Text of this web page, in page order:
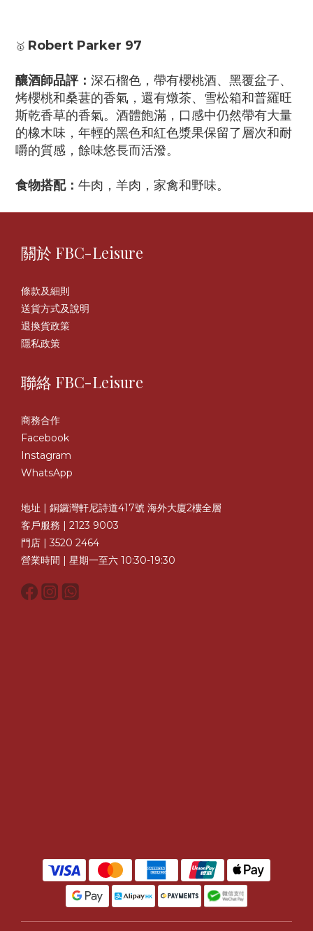
🥇 Robert Parker 97
釀酒師品評： 深石榴色，帶有櫻桃酒、黑覆盆子、
烤櫻桃和桑葚的香氣，還有燉茶、雪松箱和普羅旺
斯乾香草的香氣。酒體飽滿，口感中仍然帶有大量
的橡木味，年輕的黑色和紅色漿果保留了層次和耐
嚼的質感，餘味悠長而活潑。
食物搭配： 牛肉，羊肉，家禽和野味。
關於 FBC-Leisure
條款及細則
送貨方式及說明
退換貨政策
隱私政策
聯絡 FBC-Leisure
商務合作
Facebook
Instagram
WhatsApp
地址 | 銅鑼灣軒尼詩道417號 海外大廈2樓全層
客戶服務 | 2123 9003
門店 | 3520 2464
營業時間 | 星期一至六 10:30-19:30